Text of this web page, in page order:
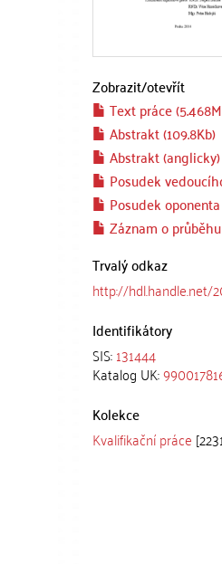
Zobrazit/otevřít
Text práce
Abstrakt (109.8Kb)
Abstrakt (anglicky)
Posudek
Posudek
Záznam o
Trvalý odkaz
http://hdl.handle.net/
Identifikátory
SIS:131444
Katalog UK:
Kolekce
Kvalifikační práce